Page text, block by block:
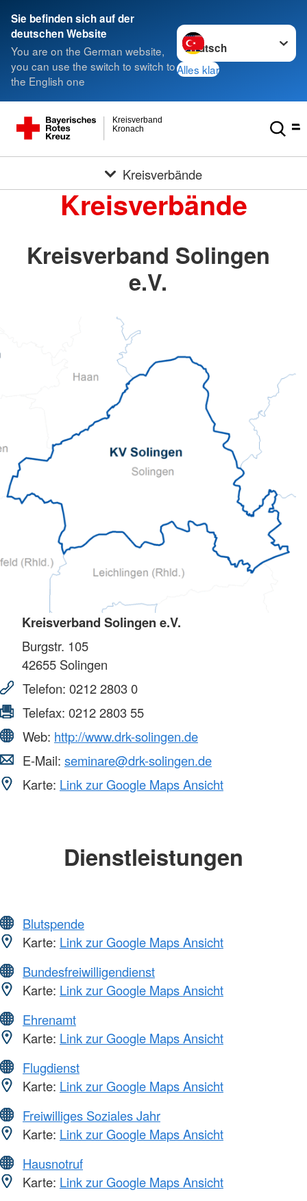
Sie befinden sich auf der
deutschen Website
You are on the German website,
you can use the switch to switch to
the English one
Sprache wechseln zu
Alles klar
Kronach
Kreisverband
Kreisverbände
Kreisverbände
Kreisverband Solingen
e.V.
Kreisverband Solingen e.V.
Burgstr. 105
42655 Solingen
Telefon: 0212 2803 0
Telefax: 0212 2803 55
Web: http://www.drk-solingen.de
E-Mail: seminare@drk-solingen.de
Karte: Link zur Google Maps Ansicht
Dienstleistungen
Blutspende
Karte: Link zur Google Maps Ansicht
Bundesfreiwilligendienst
Karte: Link zur Google Maps Ansicht
Ehrenamt
Karte: Link zur Google Maps Ansicht
Flugdienst
Karte: Link zur Google Maps Ansicht
Freiwilliges Soziales Jahr
Karte: Link zur Google Maps Ansicht
Hausnotruf
Karte: Link zur Google Maps Ansicht